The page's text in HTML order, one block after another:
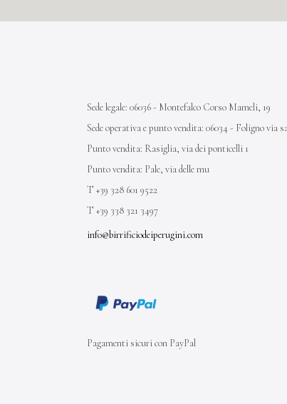
Sede legale: 06036 - Montefalco Corso Mameli, 19
Sede operativa e punto vendita: 06034 - Foligno via
Punto vendita: Rasiglia, via dei ponticelli 1
Punto vendita: Pale, via delle mu
T +39 328 601 9522
T +39 338 321 3497
info@birrificiodeiperugini.com
Pagamenti sicuri con PayPal